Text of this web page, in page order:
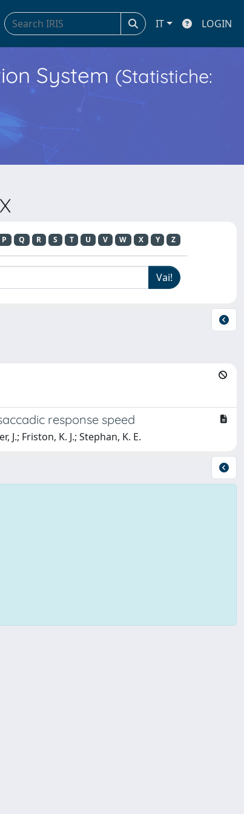
IT LOGIN
System (Statistiche:
P Q R S T U V W X Y Z
response speed
J.; Friston, K. J.; Stephan, K. E.